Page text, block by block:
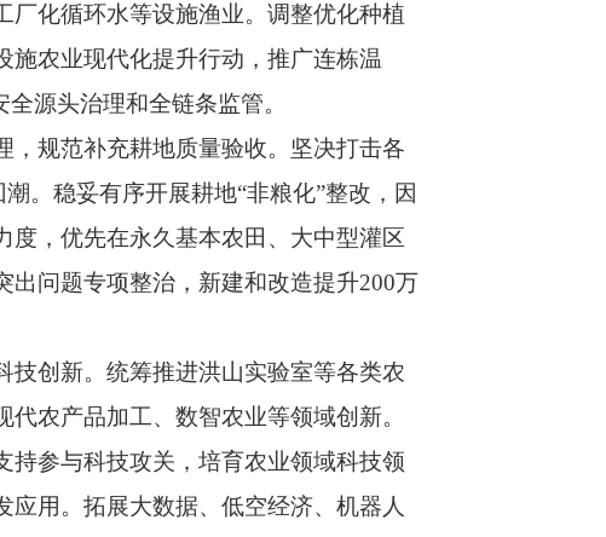
厂化循环水等设施渔业。调整优化种植
施农业现代化提升行动，推广连栋温
源头治理和全链条监管。
规范补充耕地质量验收。坚决打击各
。稳妥有序开展耕地“非粮化”整改，因
，优先在永久基本农田、大中型灌区
问题专项整治，新建和改造提升200万
创新。统筹推进洪山实验室等各类农
农产品加工、数智农业等领域创新。
持参与科技攻关，培育农业领域科技领
用。拓展大数据、低空经济、机器人